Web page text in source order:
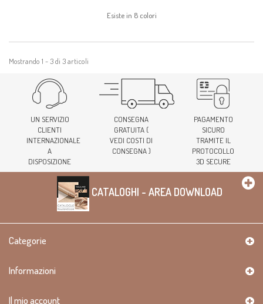
Esiste in 8 colori
Mostrando 1 - 3 di 3 articoli
UN SERVIZIO
CLIENTI
INTERNAZIONALE
A
DISPOSIZIONE
CONSEGNA
GRATUITA (
VEDI COSTI DI
CONSEGNA )
PAGAMENTO
SICURO
TRAMITE IL
PROTOCOLLO
3D SECURE
CATALOGHI - AREA DOWNLOAD
Categorie
Informazioni
Il mio account